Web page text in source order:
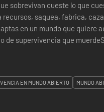
sobrevivan cueste lo que
saquea, fabrica,
en un mundo que quiere
de supervivencia que
EN MUNDO ABIERTO MUNDO